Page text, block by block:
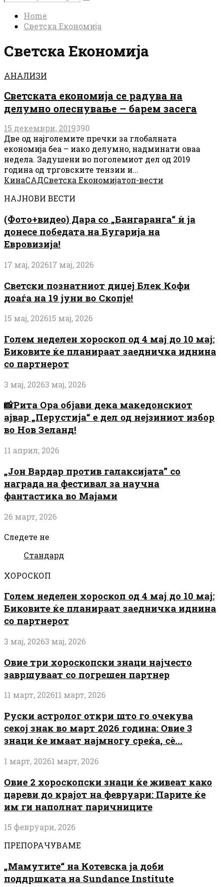
for:
Search
Home
Светска Економија
Светска Економија
АНАЛИЗИ
Светската економија се радува на
делумно олеснување – барем засега
15 декември, 2019390
Две од најголемите пречки за глобалната
економија беа – иако делумно, надминати оваа
недела. Задушени во поголемиот дел од 2019
година од трговските тензии и...
КинаСАДСветска Економијатоп-вести
НАЈНОВИ ВЕСТИ
(Фото+видео) Дара со „Бангаранга“ ѝ ја
донесе победата на Бугарија на
Евровизија!
17 мај, 202617 мај, 2026
Светски познатниот диџеј Блек Кофи
доаѓа на 19 јуни во Скопје!
15 мај, 202615 мај, 2026
Голем неделен хороскоп од 4 мај до 10 мај:
Биковите ќе планираат заедничка иднина
со партнерот
3 мај, 20263 мај, 2026
📸Рита Ора објави дека македонскиот
ајвар „Перустија“ е дел од нејзиниот избор
во Нов Зеланд!
11 април, 2026
„Јон Вардар против галаксијата” со
награда на фестивал за научна
фантастика во Мајами
26 март, 2026
Следете не
Стандард
ХОРОСКОП
Голем неделен хороскоп од 4 мај до 10 мај:
Биковите ќе планираат заедничка иднина
со партнерот
3 мај, 20263 мај, 2026
Овие три хороскопски знаци најчесто
завршуваат со погрешен партнер
11 март, 202611 март, 2026
Руски астролог откри што го очекува
секој знак во март 2026 година: Овие 3
знаци ќе имаат најмногу среќа, сè...
1 март, 20261 март, 2026
Овие 2 хороскопски знаци ќе живеат како
цареви до крајот на февруари: Парите ќе
им ги наполнат паричниците
15 февруари, 2026
ПРЕПОРАЧУВАМЕ
„Мамутите“ на Котевска ја доби
поддршката на Sundance Institute